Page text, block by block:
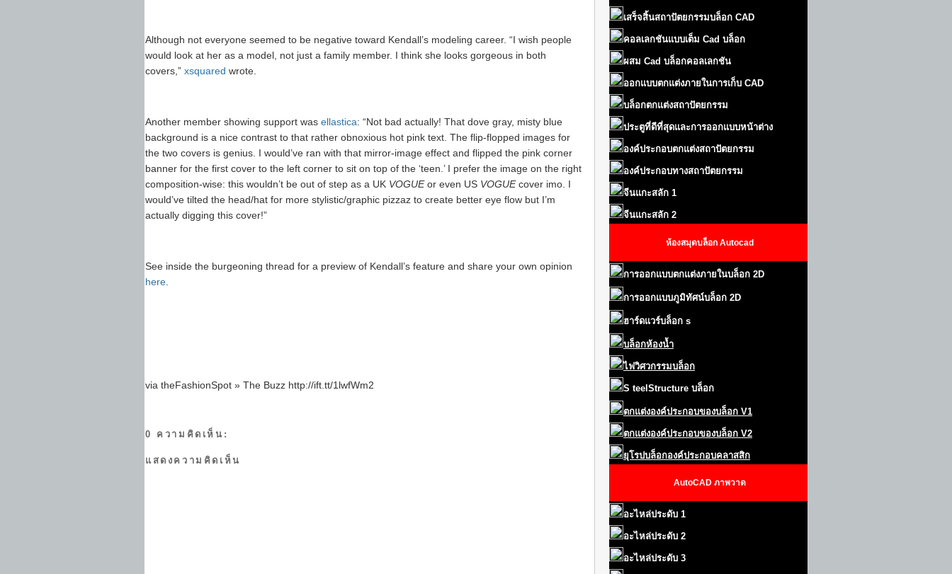
Although not everyone seemed to be negative toward Kendall’s modeling career. “I wish people
would look at her as a model, not just a family member. I think she looks gorgeous in both
covers,” xsquared wrote.
Another member showing support was ellastica: “Not bad actually! That dove gray, misty blue
background is a nice contrast to that rather obnoxious hot pink text. The flip-flopped images for
the two covers is genius. I would’ve ran with that mirror-image effect and flipped the pink corner
banner for the first cover to the left corner to sit on top of the ‘teen.’ I prefer the image on the right
composition-wise: this wouldn’t be out of step as a UK VOGUEor even US VOGUEcover imo. I
would’ve tilted the head/hat for more stylistic/graphic pizzaz to create better eye flow but I’m
actually digging this cover!”
See inside the burgeoning thread for a preview of Kendall’s feature and share your own opinion
here
via theFashionSpot » The Buzz http://ift.tt/1lwfWm2
0 ความคิดเห็น:
แสดงความคิดเห็น
เสร็จสิ้นสถาปัตยกรรมบล็อก CAD
คอลเลกชันแบบเต็ม Cad บล็อก
ผสม Cad บล็อกคอลเลกชัน
ออกแบบตกแต่งภายในการเก็บ CAD
บล็อกตกแต่งสถาปัตยกรรม
ประตูที่ดีที่สุดและการออกแบบหน้าต่าง
องค์ประกอบตกแต่งสถาปัตยกรรม
องค์ประกอบทางสถาปัตยกรรม
จีนแกะสลัก 1
จีนแกะสลัก 2
ห้องสมุดบล็อก Autocad
การออกแบบตกแต่งภายในบล็อก 2D
การออกแบบภูมิทัศน์บล็อก 2D
ฮาร์ดแวร์บล็อก s
บล็อกห้องน้ำ
ไฟวิศวกรรมบล็อก
S teel Structure บล็อก
ตกแต่งองค์ประกอบของบล็อก V1
ตกแต่งองค์ประกอบของบล็อก V2
ยุโรปบล็อกองค์ประกอบคลาสสิก
AutoCAD ภาพวาด
อะไหล่ประดับ 1
อะไหล่ประดับ 2
อะไหล่ประดับ 3